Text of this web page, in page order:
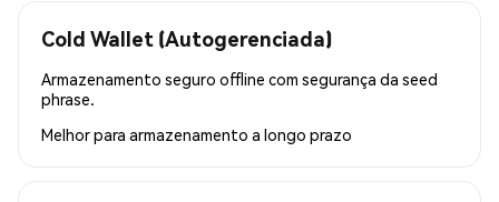
Cold Wallet (Autogerenciada)
Armazenamento seguro offline com segurança da seed
phrase.
Melhor para armazenamento a longo prazo